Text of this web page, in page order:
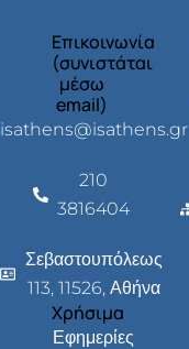
Επικοινωνία
(συνιστάται
μέσω
email)
isathens@isathens.gr
210
3816404
Σεβαστουπόλεως
113, 11526, Αθήνα
Χρήσιμα
Εφημερίες